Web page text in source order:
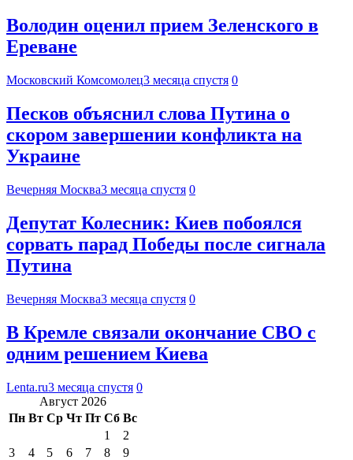
Володин оценил прием Зеленского в
Ереване
Московский Комсомолец3 месяца спустя 0
Песков объяснил слова Путина о
скором завершении конфликта на
Украине
Вечерняя Москва3 месяца спустя 0
Депутат Колесник: Киев побоялся
сорвать парад Победы после сигнала
Путина
Вечерняя Москва3 месяца спустя 0
В Кремле связали окончание СВО с
одним решением Киева
Lenta.ru3 месяца спустя 0
Август 2026
Пн Вт Ср Чт Пт Сб Вс
1
2
3
4 5 6 7 8
9